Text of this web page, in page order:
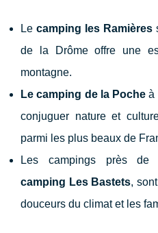
Le camping les Ramières
de la Drôme offre une
montagne.
Le camping de la Poche à
conjuguer nature et
parmi les plus beaux de
Les campings près de
camping Les Bastets,
douceurs du climat et les